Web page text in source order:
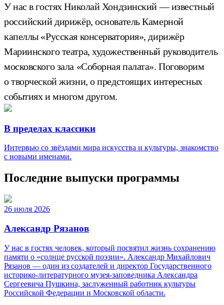
У нас в гостях Николай Хондзинский — известный
российский дирижёр, основатель Камерной
капеллы «Русская консерватория», дирижёр
Мариинского театра, художественный руководитель
московского зала «Соборная палата». Поговорим
о творческой жизни, о предстоящих интересных
событиях и многом другом.
В пределах классики
Интервью со звёздами мира искусства и культуры, знакомство
с новыми именами.
Последние выпуски программы
26 июля 2026
Александр Рязанов
У нас в гостях человек, который посвятил жизнь сохранению
памяти о «солнце русской поэзии». Александр Михайлович
Рязанов — один из создателей и директор Государственного
историко‑литературного музея‑заповедника Александра
Сергеевича Пушкина, заслуженный работник культуры
Российской Федерации и Московской области.